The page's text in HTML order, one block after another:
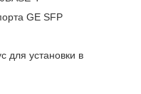
GE SFP
для установки в